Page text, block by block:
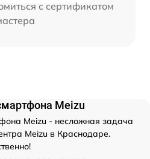
с сертификатом
Meizu
Meizu - несложная задача
Meizu в Краснодаре.